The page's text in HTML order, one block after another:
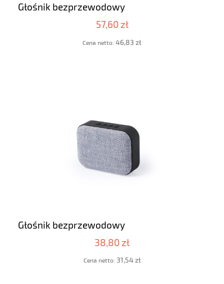
Głośnik bezprzewodowy
57,60 zł
Cena netto: 46,83 zł
Głośnik bezprzewodowy
38,80 zł
Cena netto: 31,54 zł